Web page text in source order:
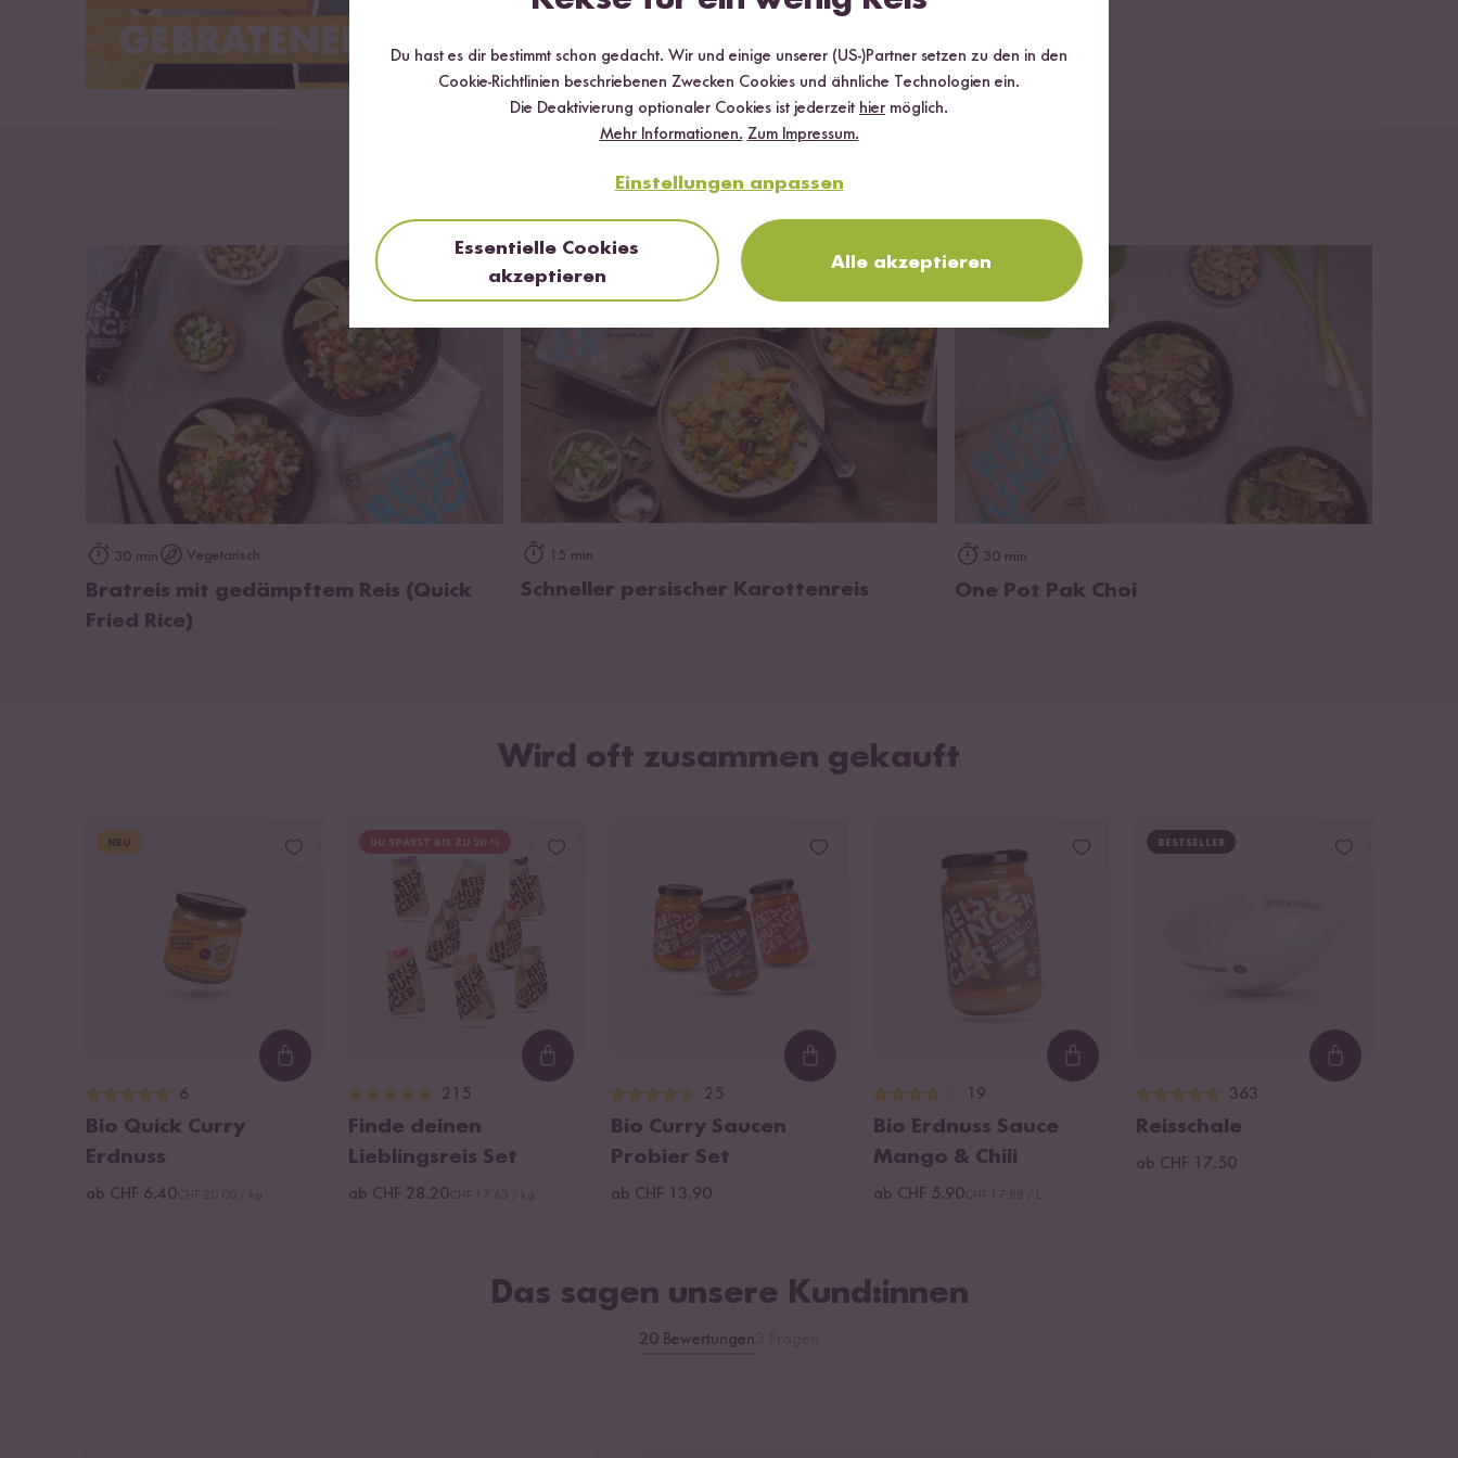
Das kannst du damit kochen
30 min Vegetarisch
Bratreis mit gedämpftem Reis (Quick
Fried Rice)
15 min
Schneller persischer Karottenreis
30 min
One Pot Pak Choi
Wird oft zusammen gekauft
NEU
Loading...
6
Bio Quick Curry
Erdnuss
ab CHF 6.40
DU SPARST BIS ZU 20 %
Loading...
215
Finde deinen
Lieblingsreis Set
ab CHF 28.20
Loading...
25
Bio Curry Saucen
Probier Set
ab CHF 13.90
Loading...
19
Bio Erdnuss Sauce
Mango & Chili
ab CHF 5.90
BESTSELLER
Loading...
363
Reisschale
ab CHF 17.50
Das sagen unsere Kund:innen
20 Bewertungen
Du hast es dir bestimmt schon gedacht. Wir und einige unserer (US-)Partner setzen zu den in den
Cookie-Richtlinien beschriebenen Zwecken Cookies und ähnliche Technologien ein.
Die Deaktivierung optionaler Cookies ist jederzeit hier möglich.
Mehr Informationen. Zum Impressum.
Einstellungen anpassen
Essentielle Cookies
akzeptieren
Alle akzeptieren